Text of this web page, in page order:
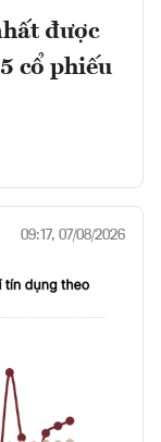
được
cổ phiếu
09:17, 07/08/2026